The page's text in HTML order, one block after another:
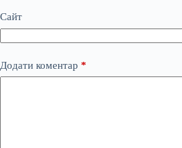
Сайт
Додати коментар *